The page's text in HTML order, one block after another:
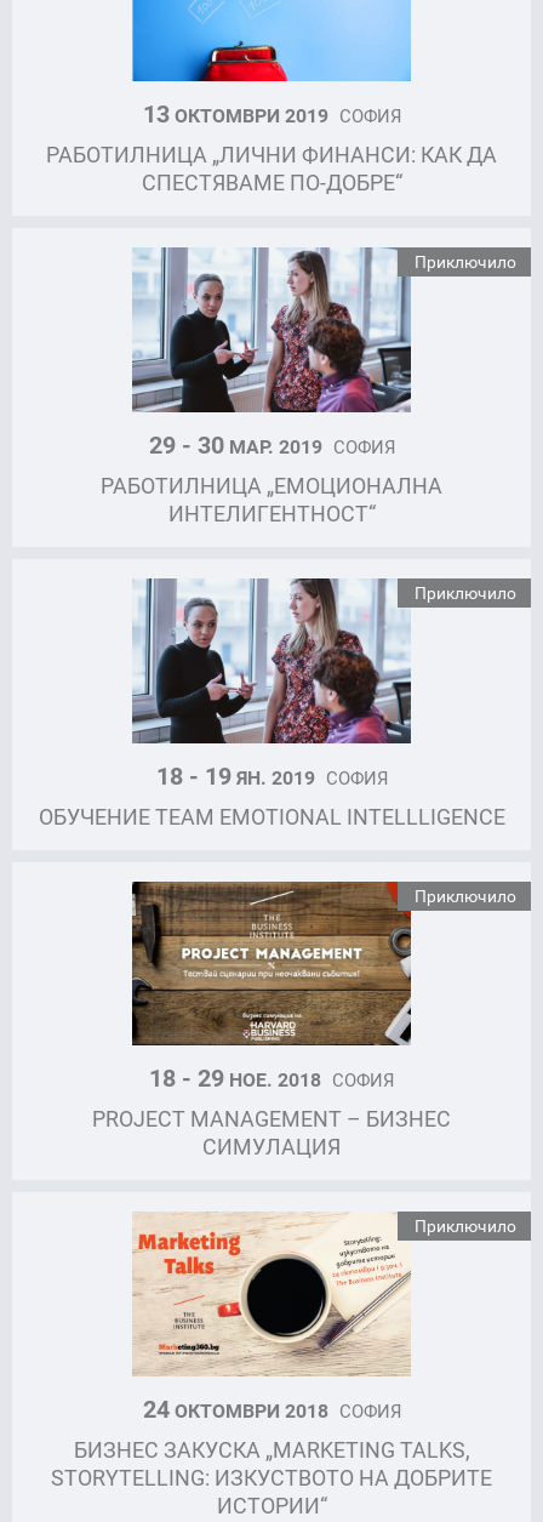
13ОКТОМВРИ 2019 СОФИЯ
РАБОТИЛНИЦА „ЛИЧНИ ФИНАНСИ: КАК ДА
СПЕСТЯВАМЕ ПО-ДОБРЕ“
Приключило
29 - 30МАР. 2019 СОФИЯ
РАБОТИЛНИЦА „ЕМОЦИОНАЛНА
ИНТЕЛИГЕНТНОСТ“
Приключило
18 - 19ЯН. 2019 СОФИЯ
ОБУЧЕНИЕ TEAM EMOTIONAL INTELLLIGENCE
Приключило
18 - 29 НОЕ. 2018 СОФИЯ
PROJECT MANAGEMENT – БИЗНЕС
СИМУЛАЦИЯ
Приключило
24ОКТОМВРИ 2018 СОФИЯ
БИЗНЕС ЗАКУСКА „MARKETING TALKS,
STORYTELLING: ИЗКУСТВОТО НА ДОБРИТЕ
ИСТОРИИ“